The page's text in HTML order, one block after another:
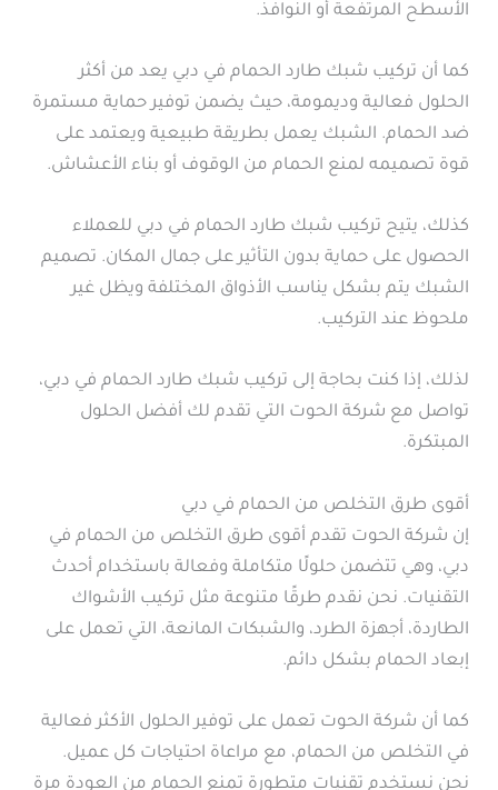
الأسطح المرتفعة أو النوافذ.
كما أن تركيب شبك طارد الحمام في دبي يعد من أكثر
الحلول فعالية وديمومة، حيث يضمن توفير حماية مستمرة
ضد الحمام. الشبك يعمل بطريقة طبيعية ويعتمد على
قوة تصميمه لمنع الحمام من الوقوف أو بناء الأعشاش.
كذلك، يتيح تركيب شبك طارد الحمام في دبي للعملاء
الحصول على حماية بدون التأثير على جمال المكان. تصميم
الشبك يتم بشكل يناسب الأذواق المختلفة ويظل غير
ملحوظ عند التركيب.
لذلك، إذا كنت بحاجة إلى تركيب شبك طارد الحمام في دبي،
تواصل مع شركة الحوت التي تقدم لك أفضل الحلول
المبتكرة.
أقوى طرق التخلص من الحمام في دبي
إن شركة الحوت تقدم أقوى طرق التخلص من الحمام في
دبي، وهي تتضمن حلولًا متكاملة وفعالة باستخدام أحدث
التقنيات. نحن نقدم طرقًا متنوعة مثل تركيب الأشواك
الطاردة، أجهزة الطرد، والشبكات المانعة، التي تعمل على
إبعاد الحمام بشكل دائم.
كما أن شركة الحوت تعمل على توفير الحلول الأكثر فعالية
في التخلص من الحمام، مع مراعاة احتياجات كل عميل.
نحن نستخدم تقنيات متطورة تمنع الحمام من العودة مرة